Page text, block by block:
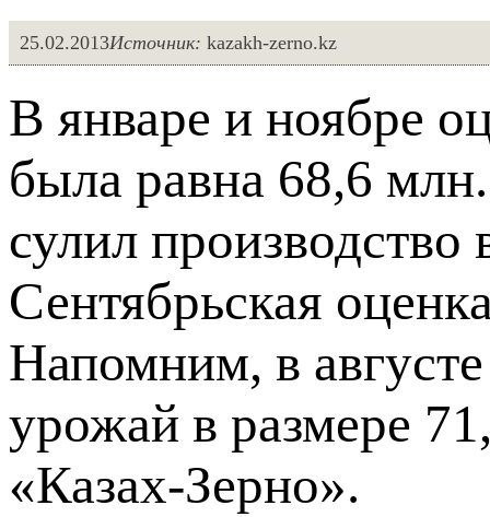
25.02.2013Источник: kazakh-zerno.kz
В январе и ноябре
была равна 68,6
сулил
Сентябрьская
Напомним, в
урожай в размере
«Казах-Зерно».